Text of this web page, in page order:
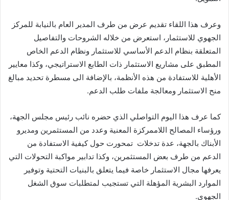
وعرف هذا اللقاء تقديم عرض من طرف المدير العام بالنيابة للمركز
الجهوي للاستثمار، استعرض من خلاله الشروحات والتفاصيل
المتعلقة بنظام الدعم الأساسي للاستثمار ونظام الدعم الخاص
المطبق على مشاريع الاستثمار ‏ذات الطابع الاستراتيجي، وكذا معايير
الأهلية للاستفادة من هذه الأنظمة، بالإضافة الى مسطرة تحديد مبالغ
منح الاستثمار ومعالجة ملفات طلب الدعم.
كما عرف هذا اليوم التواصلي الذي حضره نائب رئيس مجلس الجهة،
ورؤساء المصالح اللاممركزة المعنية وعدد من المستثمرين ومديرو
الأبناك بالجهة، عدة تدخلات تمحورت حول كيفية الاستفادة من
الدعم من طرف بعض المستثمرين، وكذا تدابير مواكبة التحولات التي
يعرفها مجال الاستثمار خاصة فيما يتعلق بالبنيات التحتية وتوفير
الموارد البشرية المؤهلة التي تستجيب لمتطلبات سوق الشغل
الجهوي.